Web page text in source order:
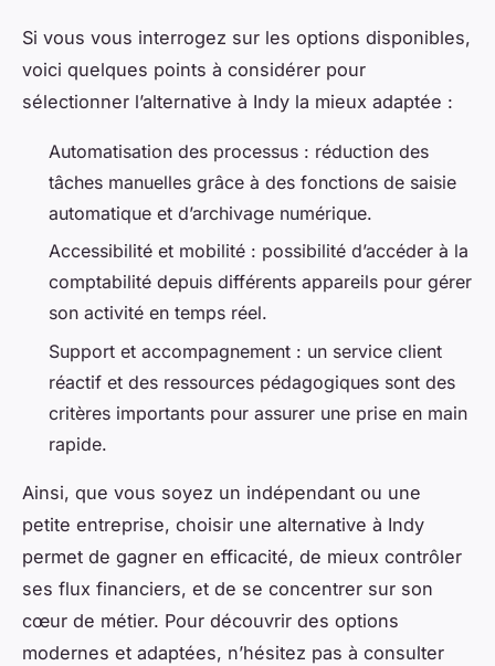
Si vous vous interrogez sur les options disponibles,
voici quelques points à considérer pour
sélectionner l’alternative à Indy la mieux adaptée :
Automatisation des processus : réduction des
tâches manuelles grâce à des fonctions de saisie
automatique et d’archivage numérique.
Accessibilité et mobilité : possibilité d’accéder à la
comptabilité depuis différents appareils pour gérer
son activité en temps réel.
Support et accompagnement : un service client
réactif et des ressources pédagogiques sont des
critères importants pour assurer une prise en main
rapide.
Ainsi, que vous soyez un indépendant ou une
petite entreprise, choisir une alternative à Indy
permet de gagner en efficacité, de mieux contrôler
ses flux financiers, et de se concentrer sur son
cœur de métier. Pour découvrir des options
modernes et adaptées, n’hésitez pas à consulter